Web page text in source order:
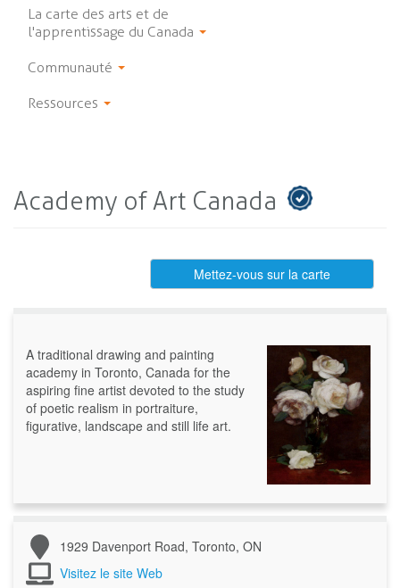
La carte des arts et de
l'apprentissage du Canada
Communauté
Ressources
Academy of Art Canada
Mettez-vous sur la carte
A traditional drawing and painting
academy in Toronto, Canada for the
aspiring fine artist devoted to the study
of poetic realism in portraiture,
figurative, landscape and still life art.
1929 Davenport Road, Toronto, ON
Visitez le site Web